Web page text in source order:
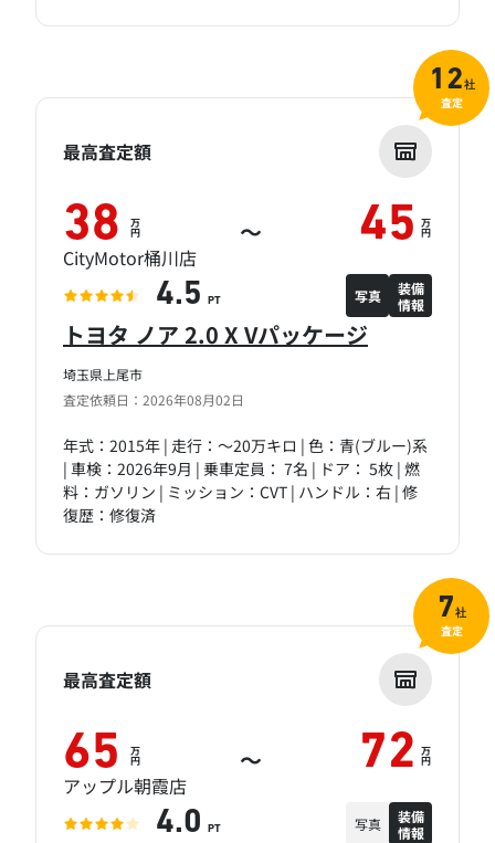
埼玉県上尾市
査定依頼日：2026年08月02日
トヨタ ノア 2.0 X Vパッケージ
年式：2015年 | 走行：～20万キロ | 色：青(ブルー)系
| 車検：2026年9月 | 乗車定員： 7名 | ドア： 5枚 | 燃
料：ガソリン | ミッション：CVT | ハンドル：右 | 修
復歴：修復済
最高査定額
38 万
円 ～ 45 万
円
CityMotor桶川店
4.5 PT 写真
装備
情報
12社
査定
最高査定額
65 万
円 ～ 72 万
円
アップル朝霞店
4.0 PT 写真
装備
情報
7社
査定